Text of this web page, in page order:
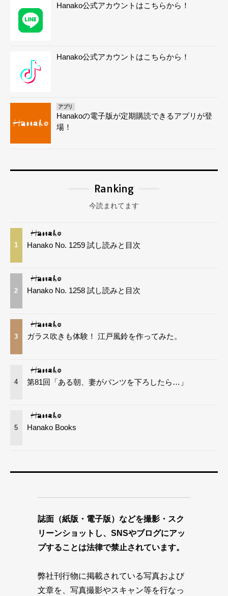
Hanako公式アカウントはこちらから！
Hanako公式アカウントはこちらから！
アプリ
Hanakoの電子版が定期購読できるアプリが登
場！
Ranking
今読まれてます
1 Hanako No. 1259 試し読みと目次
2 Hanako No. 1258 試し読みと目次
3 ガラス吹きも体験！ 江戸風鈴を作ってみた。
4 第81回「ある朝、妻がパンツを下ろしたら…」
5 Hanako Books
誌面（紙版・電子版）などを撮影・スク
リーンショットし、SNSやブログにアッ
プすることは法律で禁止されています。
弊社刊行物に掲載されている写真および
文章を、写真撮影やスキャン等を行なっ